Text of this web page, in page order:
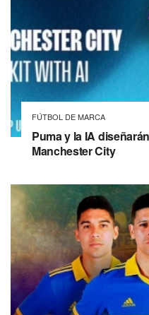
FÚTBOL DE MARCA
Puma y la IA
Manchester City